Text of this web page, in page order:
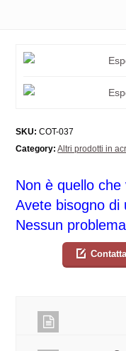
SKU: COT-037
Category: Altri prodotti in
Non è quello che
Avete bisogno di
Nessun